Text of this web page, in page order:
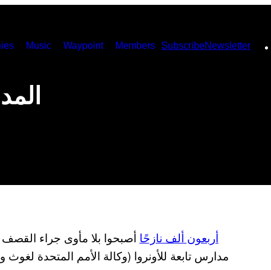
Music Waypoint Members SubscribeNewsletter
أربعون ألف نازحًا أصبحوا بلا مأوى جراء القصف
مدارس تابعة للأونروا (وكالة الأمم المتحدة